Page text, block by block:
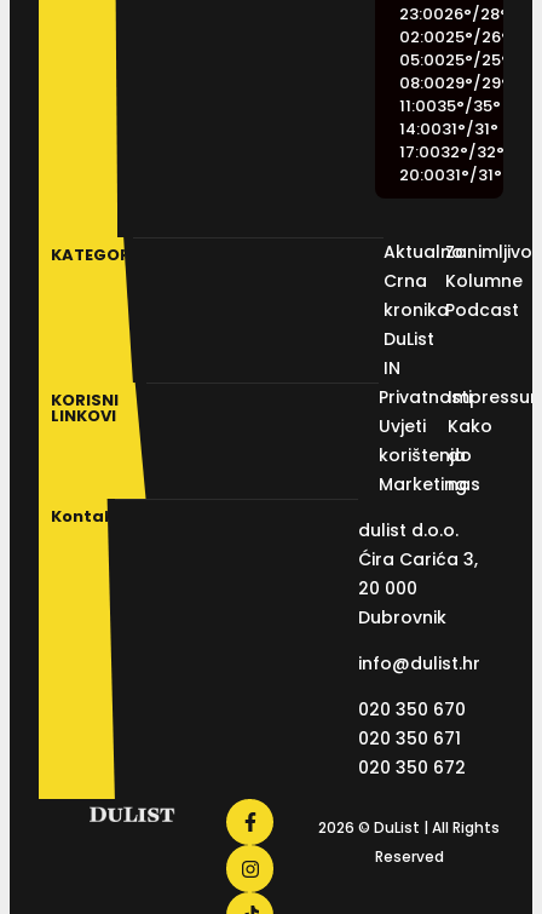
23:0026°/28°
02:0025°/26°
05:0025°/25°
08:0029°/29°
11:0035°/35°
14:0031°/31°
17:0032°/32°
20:0031°/31°
KATEGORIJE
Aktualno
Crna
kronika
DuList
IN
Kolumne
Podcast
KORISNI
LINKOVI
Privatnosti
Uvjeti
korištenja
Marketing
Kako
do
nas
Kontakt
dulist d.o.o.
Ćira Carića 3,
20 000
Dubrovnik
info@dulist.hr
020 350 670
020 350 671
020 350 672
2026 © DuList | All Rights
Reserved